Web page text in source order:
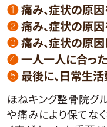
❶痛み、症状の原
❷痛み、症状の原
❸痛み、症状の原
❹一人一人に合っ
❺最後に、日常生
ほねキング整骨院グ
や痛みにより保てな